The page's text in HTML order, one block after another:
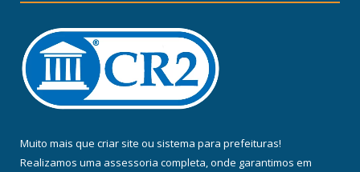
Muito mais que criar site ou sistema para prefeituras!
Realizamos uma assessoria completa, onde garantimos em